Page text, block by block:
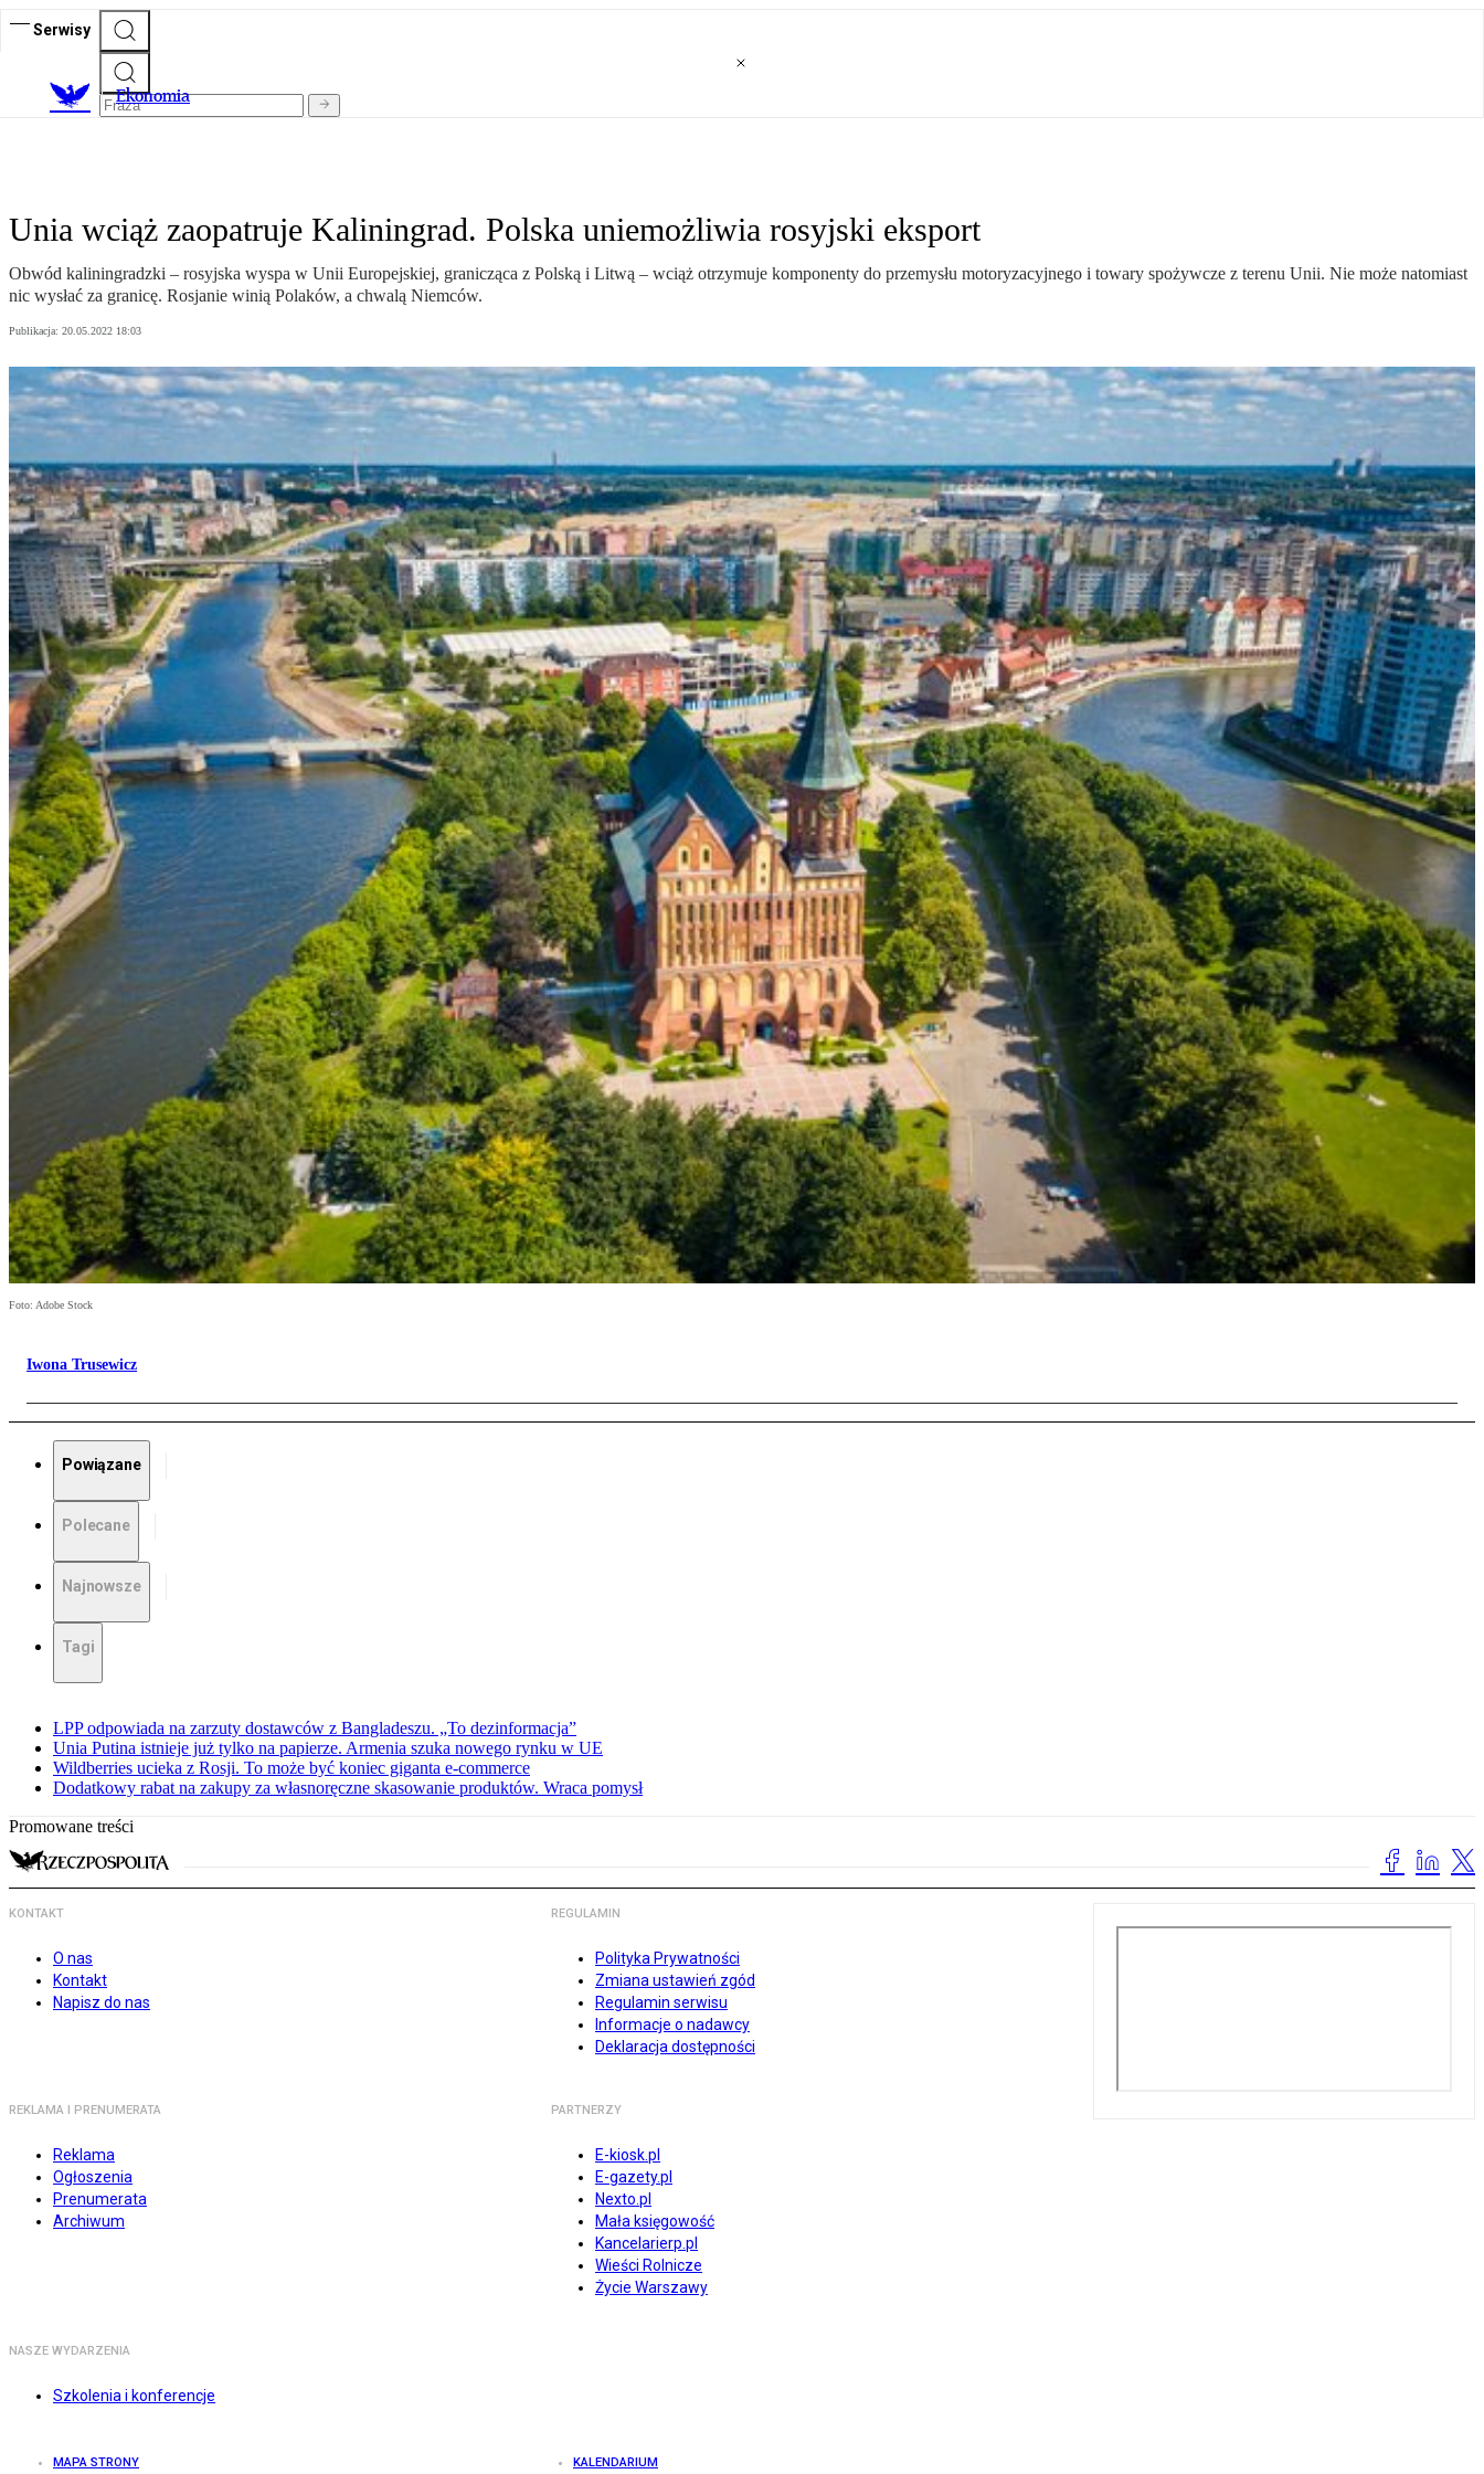
Serwisy
Ekonomia
Unia wciąż zaopatruje Kaliningrad. Polska uniemożliwia rosyjski eksport
Obwód kaliningradzki – rosyjska wyspa w Unii Europejskiej, granicząca z Polską i Litwą – wciąż otrzymuje komponenty do przemysłu motoryzacyjnego i towary spożywcze z terenu Unii. Nie może natomiast
nic wysłać za granicę. Rosjanie winią Polaków, a chwalą Niemców.
Publikacja: 20.05.2022 18:03
Foto: Adobe Stock
Iwona Trusewicz
Powiązane
Polecane
Najnowsze
Tagi
LPP odpowiada na zarzuty dostawców z Bangladeszu. „To dezinformacja”
Unia Putina istnieje już tylko na papierze. Armenia szuka nowego rynku w UE
Wildberries ucieka z Rosji. To może być koniec giganta e-commerce
Dodatkowy rabat na zakupy za własnoręczne skasowanie produktów. Wraca pomysł
Promowane treści
KONTAKT
O nas
Kontakt
Napisz do nas
REGULAMIN
Polityka Prywatności
Zmiana ustawień zgód
Regulamin serwisu
Informacje o nadawcy
Deklaracja dostępności
REKLAMA I PRENUMERATA
Reklama
Ogłoszenia
Prenumerata
Archiwum
PARTNERZY
E-kiosk.pl
E-gazety.pl
Nexto.pl
Mała księgowość
Kancelarierp.pl
Wieści Rolnicze
Życie Warszawy
NASZE WYDARZENIA
Szkolenia i konferencje
MAPA STRONY KALENDARIUM